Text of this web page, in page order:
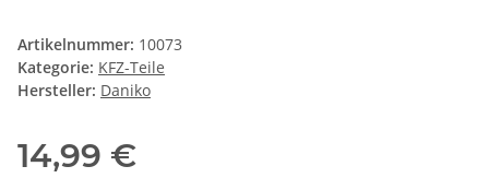
Artikelnummer: 10073
Kategorie: KFZ-Teile
Hersteller: Daniko
14,99 €